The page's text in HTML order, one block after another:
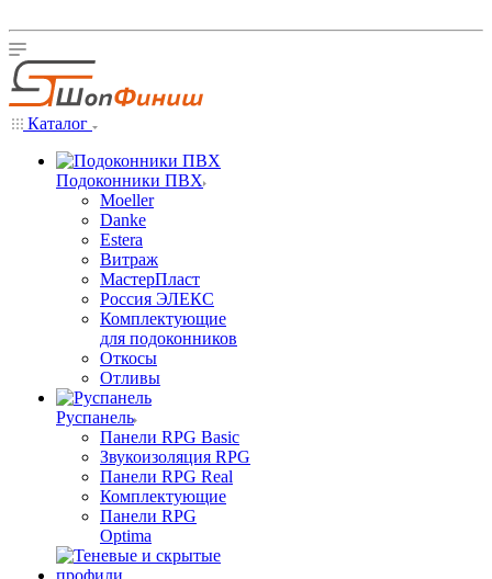
Каталог
Подоконники ПВХ
Moeller
Danke
Estera
Витраж
МастерПласт
Россия ЭЛЕКС
Комплектующие
для подоконников
Откосы
Отливы
Руспанель
Панели RPG Basic
Звукоизоляция RPG
Панели RPG Real
Комплектующие
Панели RPG
Optima